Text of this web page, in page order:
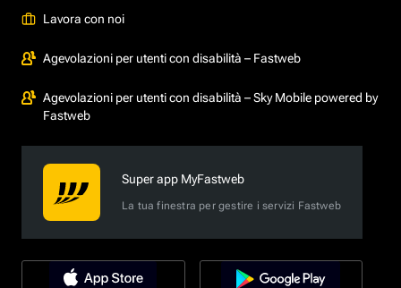
Lavora con noi
Agevolazioni per utenti con disabilità – Fastweb
Agevolazioni per utenti con disabilità – Sky Mobile powered by
Fastweb
Super app MyFastweb
La tua finestra per gestire i servizi Fastweb